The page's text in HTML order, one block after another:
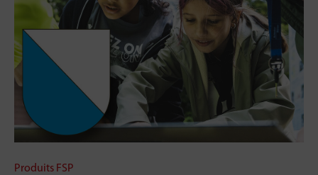
Produits FSP